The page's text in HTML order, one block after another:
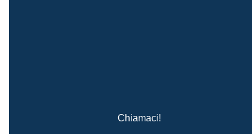
Chiamaci!